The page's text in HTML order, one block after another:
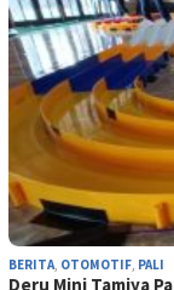
BERITA, OTOMOTIF, PALI
Deru Mini Tamiya